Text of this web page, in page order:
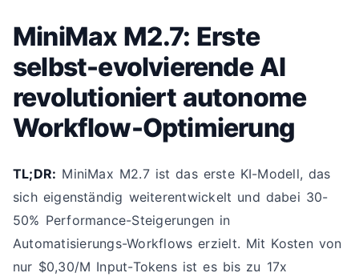
MiniMax M2.7: Erste
selbst-evolvierende AI
revolutioniert autonome
Workflow-Optimierung
TL;DR: MiniMax M2.7 ist das erste KI-Modell, das
sich eigenständig weiterentwickelt und dabei 30-
50% Performance-Steigerungen in
Automatisierungs-Workflows erzielt. Mit Kosten von
nur $0,30/M Input-Tokens ist es bis zu 17x